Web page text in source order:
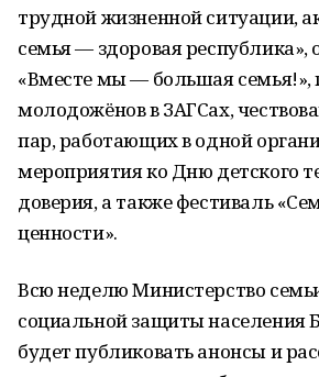
трудной жизненной ситуации,
семья — здоровая республика»,
«Вместе мы — большая семья!»,
молодожёнов в ЗАГСах,
пар, работающих в одной
мероприятия ко Дню детского
доверия, а также фестиваль
ценности».
Всю неделю Министерство
социальной защиты населения
будет публиковать анонсы и